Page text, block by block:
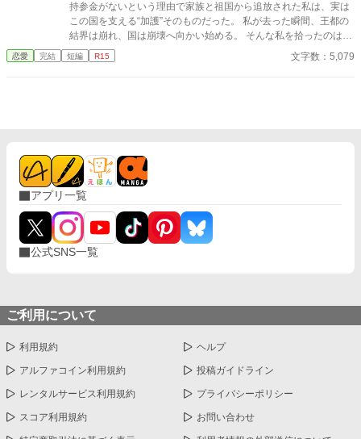
持参金がないという理由で家族と祖国から追放された私は、実は
この国を支える“加護”そのものだった。 私が去った瞬間、王都の
結界は崩れ、国は崩壊へ向かい始める。 そんな私を拾ったのは、
冷徹と噂される隣国の王子。 「やっと見つけた。お前は俺のもの
だ」 捨てられたはずの私は、気づけば滅びゆく祖国を背に、彼の
恋愛 完結 短編 R15 文字数：5,079
アプリ一覧
公式SNS一覧
ご利用について
利用規約 ヘルプ
アルファコイン利用規約 投稿ガイドライン
レンタルサービス利用規約 プライバシーポリシー
スコア利用規約 お問い合わせ